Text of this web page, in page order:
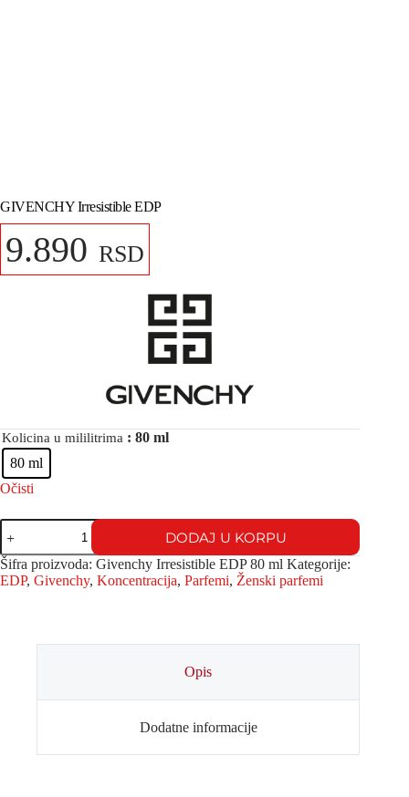
GIVENCHY Irresistible EDP
9.890 RSD
Kolicina u mililitrima : 80 ml
80 ml
Očisti
DODAJ U KORPU
Šifra proizvoda: Givenchy Irresistible EDP 80 ml Kategorije:
EDP, Givenchy, Koncentracija, Parfemi, Ženski parfemi
Opis
Dodatne informacije